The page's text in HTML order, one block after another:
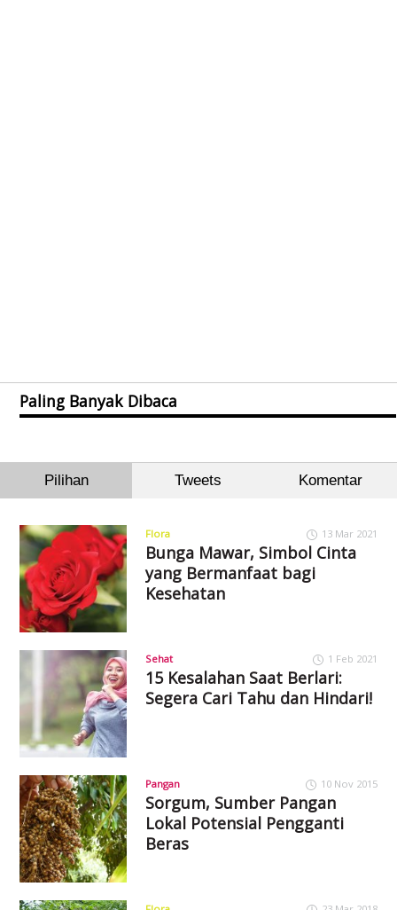
Paling Banyak Dibaca
Pilihan Tweets Komentar
Flora 13 Mar 2021
Bunga Mawar, Simbol Cinta
yang Bermanfaat bagi
Kesehatan
Sehat 1 Feb 2021
15 Kesalahan Saat Berlari:
Segera Cari Tahu dan Hindari!
Pangan 10 Nov 2015
Sorgum, Sumber Pangan
Lokal Potensial Pengganti
Beras